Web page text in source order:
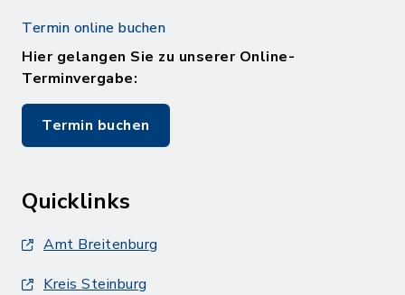
Termin online buchen
Hier gelangen Sie zu unserer Online-
Terminvergabe:
Termin buchen
Quicklinks
Amt Breitenburg
Kreis Steinburg